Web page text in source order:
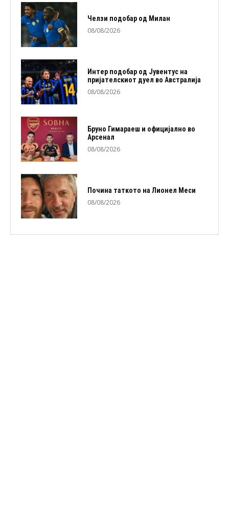
Челзи подобaр од Милан
08/08/2026
Интер подобар од Јувентус на
пријателскиот дуел во Австралија
08/08/2026
Бруно Гимараеш и официјално во
Арсенал
08/08/2026
Почина таткото на Лионел Меси
08/08/2026